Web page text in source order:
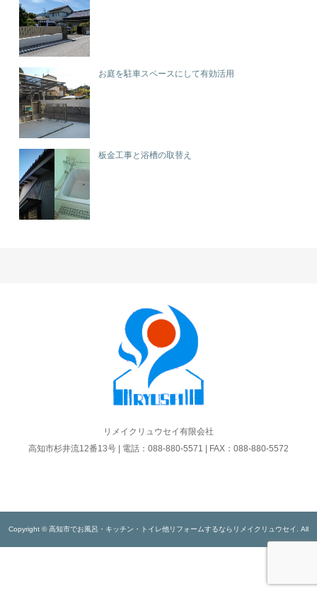
お庭を駐車スペースにして有効活用
板金工事と浴槽の取替え
リメイクリュウセイ有限会社
高知市杉井流12番13号 | 電話：088-880-5571 | FAX：088-880-5572
Copyright © 高知市でお風呂・キッチン・トイレ他リフォームするならリメイクリュウセイ. All